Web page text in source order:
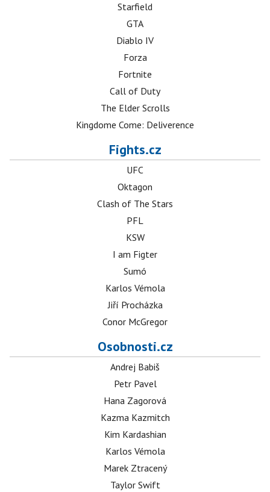
Starfield
GTA
Diablo IV
Forza
Fortnite
Call of Duty
The Elder Scrolls
Kingdome Come: Deliverence
Fights.cz
UFC
Oktagon
Clash of The Stars
PFL
KSW
I am Figter
Sumó
Karlos Vémola
Jiří Procházka
Conor McGregor
Osobnosti.cz
Andrej Babiš
Petr Pavel
Hana Zagorová
Kazma Kazmitch
Kim Kardashian
Karlos Vémola
Marek Ztracený
Taylor Swift